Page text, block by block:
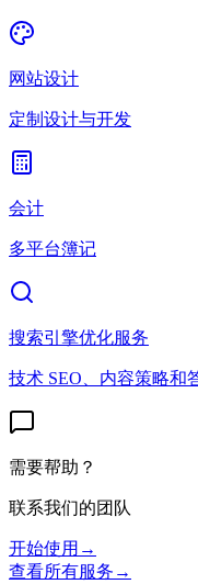
网站设计
定制设计与开发
会计
多平台簿记
搜索引擎优化服务
技术 SEO、内容策略和
需要帮助？
联系我们的团队
开始使用 →
查看所有服务 →